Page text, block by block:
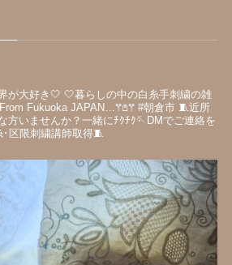
が大好き‎🤍 ‎🤍暮らしの中の白糸手刺繍の雑
Fukuoka JAPAN…𖦥𖤘𖦥#朝倉市🧵近所
方いませんか？一緒にﾁｸﾁｸ🪡DMでご連絡を
区限刺繍講師取得🧵